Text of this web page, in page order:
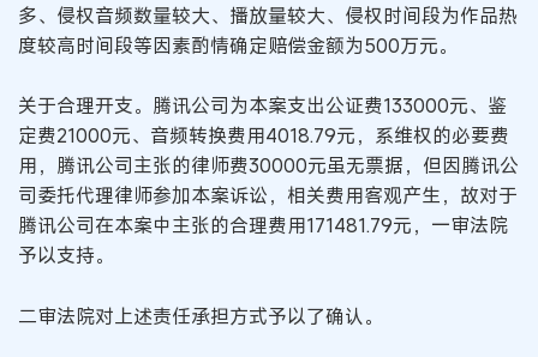
多、侵权音频数量较大、播放量较大、侵权时间段为作品热
度较高时间段等因素酌情确定赔偿金额为500万元。
关于合理开支。腾讯公司为本案支出公证费133000元、鉴
定费21000元、音频转换费用4018.79元，系维权的必要费
用，腾讯公司主张的律师费30000元虽无票据，但因腾讯公
司委托代理律师参加本案诉讼，相关费用客观产生，故对于
腾讯公司在本案中主张的合理费用171481.79元，一审法院
予以支持。
二审法院对上述责任承担方式予以了确认。